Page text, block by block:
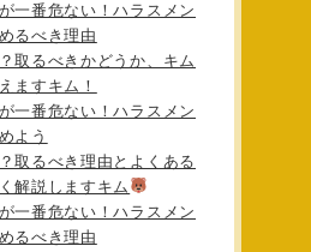
一番危ない！ハラスメン
るべき理由
取るべきかどうか、キム
ますキム！
一番危ない！ハラスメン
よう
取るべき理由とよくある
解説しますキム
一番危ない！ハラスメン
るべき理由